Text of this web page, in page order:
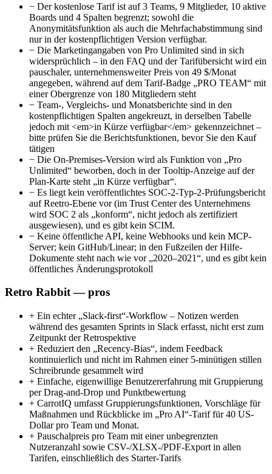
− Der kostenlose Tarif ist auf 3 Teams, 9 Mitglieder, 10 aktive
Boards und 4 Spalten begrenzt; sowohl die
Anonymitätsfunktion als auch die Mehrfachabstimmung sind
nur in der kostenpflichtigen Version verfügbar.
− Die Marketingangaben von Pro Unlimited sind in sich
widersprüchlich – in den FAQ und der Tarifübersicht wird ein
pauschaler, unternehmensweiter Preis von 49 $/Monat
angegeben, während auf dem Tarif-Badge „PRO TEAM“ mit
einer Obergrenze von 180 Mitgliedern steht
− Team-, Vergleichs- und Monatsberichte sind in den
kostenpflichtigen Spalten angekreuzt, in derselben Tabelle
jedoch mit <em>in Kürze verfügbar</em> gekennzeichnet –
bitte prüfen Sie die Berichtsfunktionen, bevor Sie den Kauf
tätigen
− Die On-Premises-Version wird als Funktion von „Pro
Unlimited“ beworben, doch in der Tooltip-Anzeige auf der
Plan-Karte steht „in Kürze verfügbar“.
− Es liegt kein veröffentlichtes SOC-2-Typ-2-Prüfungsbericht
auf Reetro-Ebene vor (im Trust Center des Unternehmens
wird SOC 2 als „konform“, nicht jedoch als zertifiziert
ausgewiesen), und es gibt kein SCIM.
− Keine öffentliche API, keine Webhooks und kein MCP-
Server; kein GitHub/Linear; in den Fußzeilen der Hilfe-
Dokumente steht nach wie vor „2020–2021“, und es gibt kein
öffentliches Änderungsprotokoll
Retro Rabbit — pros
+ Ein echter „Slack-first“-Workflow – Notizen werden
während des gesamten Sprints in Slack erfasst, nicht erst zum
Zeitpunkt der Retrospektive
+ Reduziert den „Recency-Bias“, indem Feedback
kontinuierlich und nicht im Rahmen einer 5-minütigen stillen
Schreibrunde gesammelt wird
+ Einfache, eigenwillige Benutzererfahrung mit Gruppierung
per Drag-and-Drop und Punktbewertung
+ CarrotIQ umfasst Gruppierungsfunktionen, Vorschläge für
Maßnahmen und Rückblicke im „Pro AI“-Tarif für 40 US-
Dollar pro Team und Monat.
+ Pauschalpreis pro Team mit einer unbegrenzten
Nutzeranzahl sowie CSV-/XLSX-/PDF-Export in allen
Tarifen, einschließlich des Starter-Tarifs